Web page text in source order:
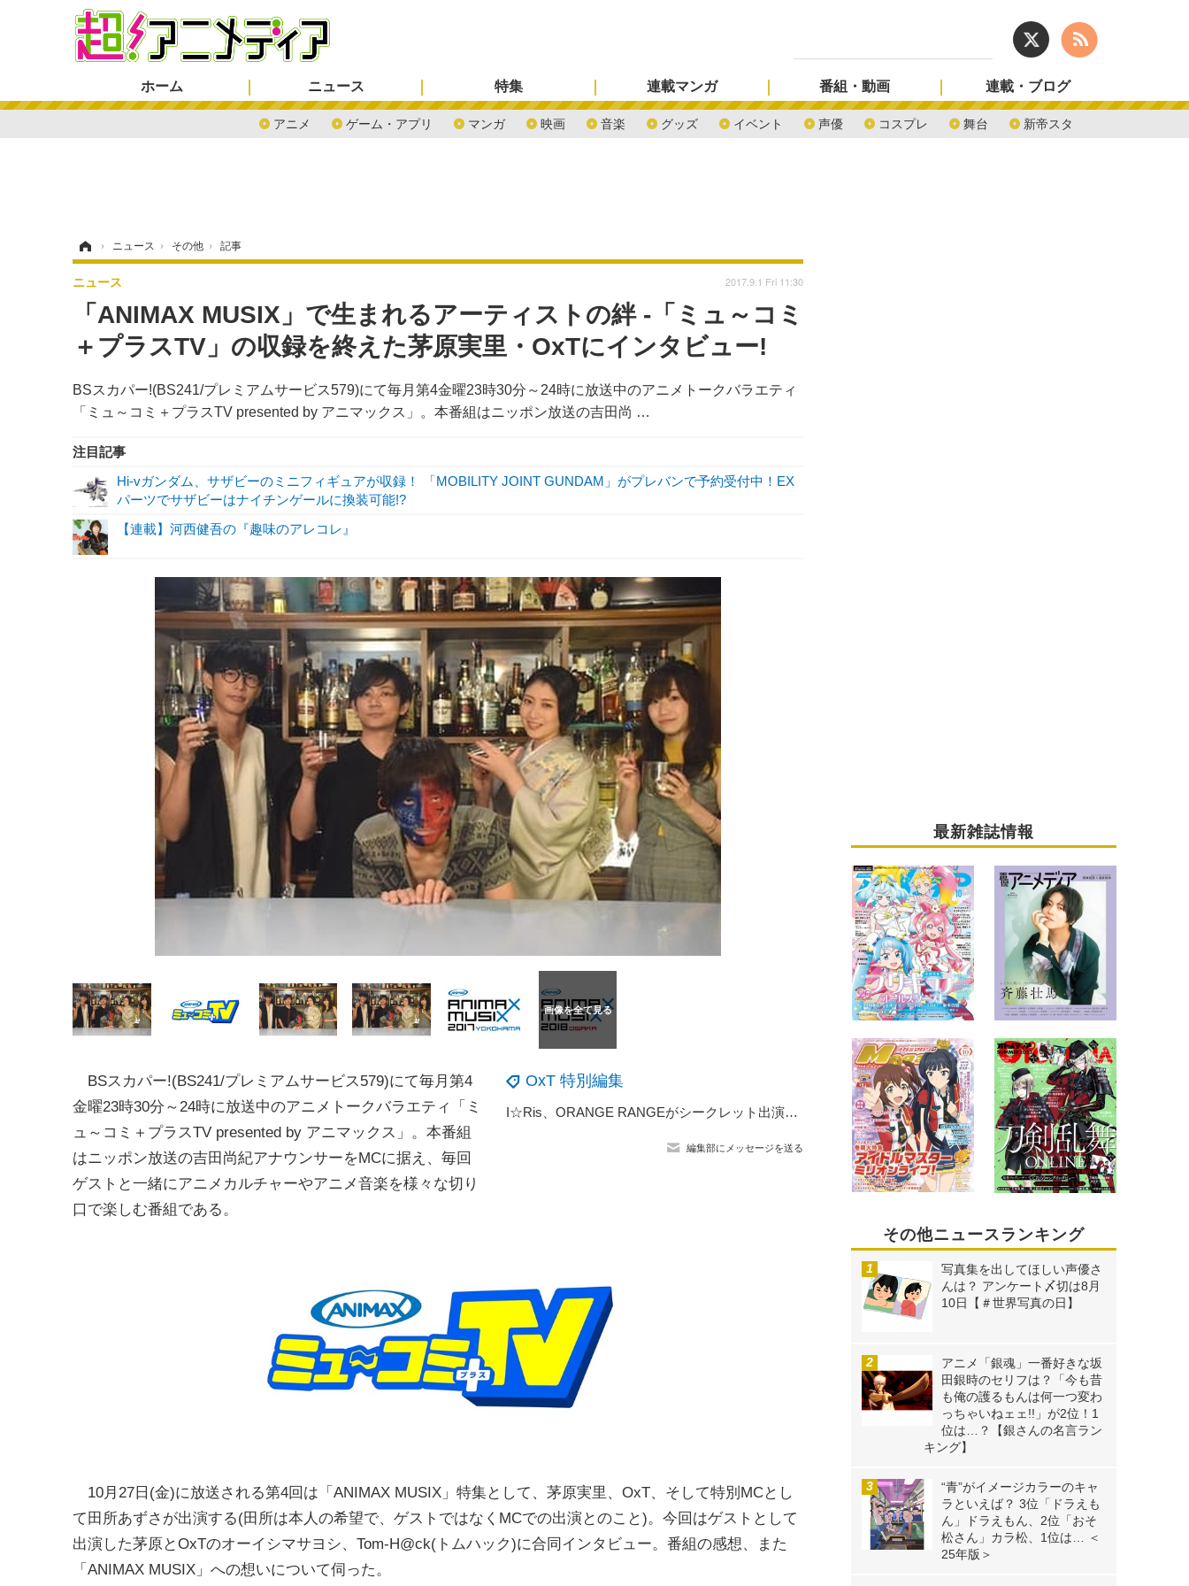
ホーム ニュース
アニメ ゲーム・アプリ マンガ 映画 音楽 グッズ イベント 声優 コスプレ 舞台 新帝スタ
特集 連載マンガ 番組・動画 連載・ブログ
› ニュース › その他 › 記事
「ANIMAX MUSIX」で生まれるアーティストの絆 -「ミュ～コミ
＋プラスTV」の収録を終えた茅原実里・OxTにインタビュー!
BSスカパー!(BS241/プレミアムサービス579)にて毎月第4金曜23時30分～24時に放送中のアニメトークバラエティ
「ミュ～コミ＋プラスTV presented by アニマックス」。本番組はニッポン放送の吉田尚 …
ニュース 2017.9.1 Fri 11:30
注目記事
Hi-vガンダム、サザビーのミニフィギュアが収録！ 「MOBILITY JOINT GUNDAM」がプレバンで予約受付中！EX
パーツでサザビーはナイチンゲールに換装可能!?
【連載】河西健吾の『趣味のアレコレ』
OxT 特別編集
I☆Ris、ORANGE RANGEがシークレット出演！豪華コラボで観客を熱狂させた「ANIMAX MUSIX 2022」Part1＆Part2速報レポート
編集部にメッセージを送る
BSスカパー!(BS241/プレミアムサービス579)にて毎月第4
金曜23時30分～24時に放送中のアニメトークバラエティ「ミ
ュ～コミ＋プラスTV presented by アニマックス」。本番組
はニッポン放送の吉田尚紀アナウンサーをMCに据え、毎回
ゲストと一緒にアニメカルチャーやアニメ音楽を様々な切り
口で楽しむ番組である。
10月27日(金)に放送される第4回は「ANIMAX MUSIX」特集として、茅原実里、OxT、そして特別MCとし
て田所あずさが出演する(田所は本人の希望で、ゲストではなくMCでの出演とのこと)。今回はゲストとして
出演した茅原とOxTのオーイシマサヨシ、Tom-H@ck(トムハック)に合同インタビュー。番組の感想、また
「ANIMAX MUSIX」への想いについて伺った。
最新雑誌情報
その他ニュースランキング
写真集を出してほしい声優さ
んは？ アンケート〆切は8月
10日【＃世界写真の日】
アニメ「銀魂」一番好きな坂
田銀時のセリフは？「今も昔
も俺の護るもんは何一つ変わ
っちゃいねェェ!!」が2位！1
位は…？【銀さんの名言ラン
キング】
“青”がイメージカラーのキャ
ラといえば？ 3位「ドラえも
ん」ドラえもん、2位「おそ
松さん」カラ松、1位は… ＜
25年版＞